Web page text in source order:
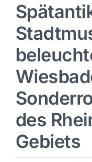
Politik
Wirtschaft
Sport
Panorama
des
Gebiets